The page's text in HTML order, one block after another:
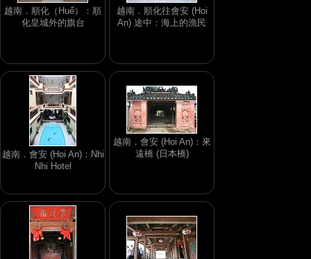
越南．順化（Huế）：順
化皇城外的旗台
越南．順化往會安 (Hoi
An) 途中：海上的漁民
越南．會安 (Hoi An)：Nhi
Nhi Hotel
越南．會安 (Hoi An)：來
遠橋 (日本橋)